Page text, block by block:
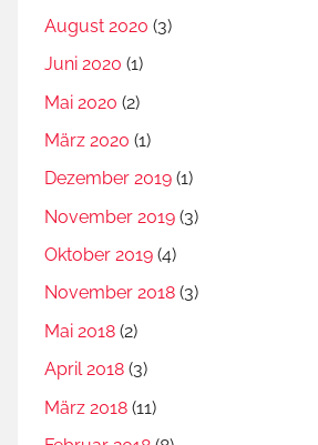
August 2020 (3)
Juni 2020 (1)
Mai 2020 (2)
März 2020 (1)
Dezember 2019 (1)
November 2019 (3)
Oktober 2019 (4)
November 2018 (3)
Mai 2018 (2)
April 2018 (3)
März 2018 (11)